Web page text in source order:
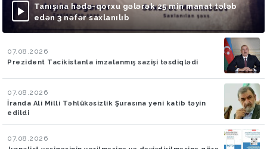
Tanışına hədə-qorxu gələrək 25 min manat tələb
edən 3 nəfər saxlanılıb
07.08.2026
Prezident Tacikistanla imzalanmış sazişi təsdiqlədi
07.08.2026
İranda Ali Milli Təhlükəsizlik Şurasına yeni katib təyin
edildi
07.08.2026